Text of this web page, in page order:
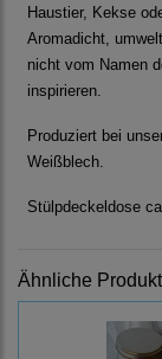
Haustier, Kekse
Aromadicht,
nicht vom Namen
inspirieren.
Produziert bei
Weißblech.
Stülpdeckeldose
Ähnliche